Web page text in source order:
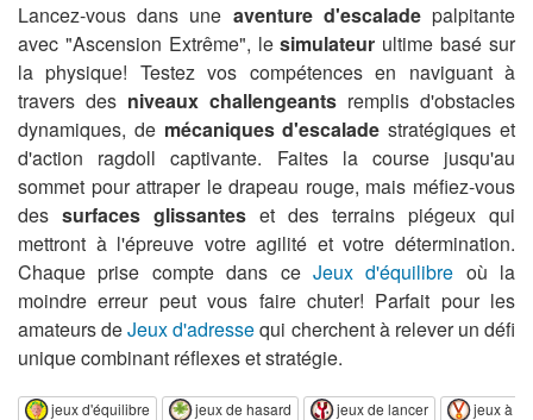
Lancez-vous dans une aventure d'escaladepalpitante
avec "Ascension Extrême", lesimulateur ultime basé sur
la physique! Testez vos compétences en naviguant à
travers des niveaux challengeants remplis d'obstacles
dynamiques, de mécaniques d'escalade stratégiques et
d'action ragdoll captivante. Faites la course jusqu'au
sommet pour attraper le drapeau rouge, mais méfiez-vous
des surfaces glissantes et des terrains piégeux qui
mettront à l'épreuve votre agilité et votre détermination.
Chaque prise compte dans ce Jeux d'équilibre où la
moindre erreur peut vous faire chuter! Parfait pour les
amateurs deJeux d'adressequi cherchent à relever un défi
unique combinant réflexes et stratégie.
jeux d'équilibre jeux de hasard jeux de lancer jeux à